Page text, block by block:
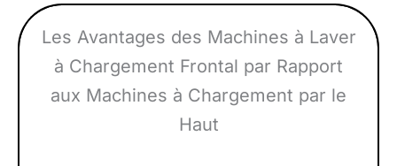
Les Avantages des Machines à Laver
à Chargement Frontal par Rapport
aux Machines à Chargement par le
Haut